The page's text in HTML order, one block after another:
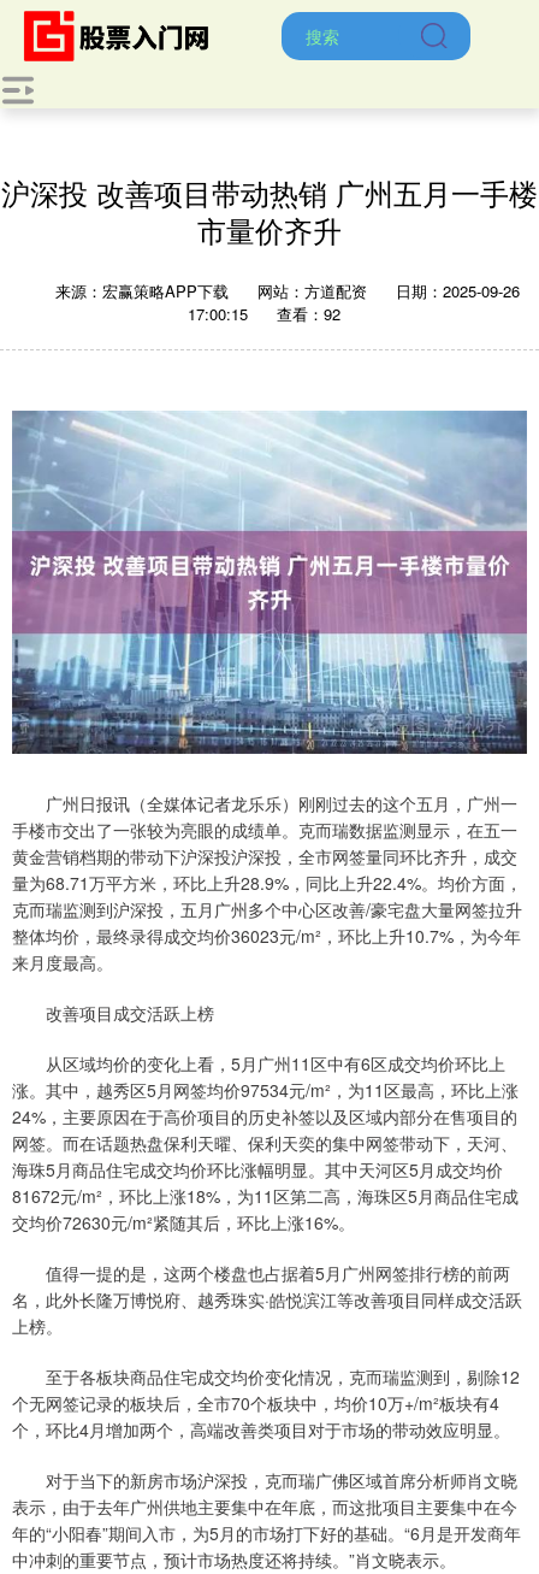
沪深投 改善项目带动热销 广州五月一手楼
市量价齐升
来源：宏赢策略APP下载 网站：方道配资
日期：2025-09-26
17:00:15
查看：92
广州日报讯（全媒体记者龙乐乐）刚刚过去的这个五月，广州一
手楼市交出了一张较为亮眼的成绩单。克而瑞数据监测显示，在五一
黄金营销档期的带动下沪深投沪深投，全市网签量同环比齐升，成交
量为68.71万平方米，环比上升28.9%，同比上升22.4%。均价方面，
克而瑞监测到沪深投，五月广州多个中心区改善/豪宅盘大量网签拉升
整体均价，最终录得成交均价36023元/m²，环比上升10.7%，为今年
来月度最高。
改善项目成交活跃上榜
从区域均价的变化上看，5月广州11区中有6区成交均价环比上
涨。其中，越秀区5月网签均价97534元/m²，为11区最高，环比上涨
24%，主要原因在于高价项目的历史补签以及区域内部分在售项目的
网签。而在话题热盘保利天曜、保利天奕的集中网签带动下，天河、
海珠5月商品住宅成交均价环比涨幅明显。其中天河区5月成交均价
81672元/m²，环比上涨18%，为11区第二高，海珠区5月商品住宅成
交均价72630元/m²紧随其后，环比上涨16%。
值得一提的是，这两个楼盘也占据着5月广州网签排行榜的前两
名，此外长隆万博悦府、越秀珠实·皓悦滨江等改善项目同样成交活跃
上榜。
至于各板块商品住宅成交均价变化情况，克而瑞监测到，剔除12
个无网签记录的板块后，全市70个板块中，均价10万+/m²板块有4
个，环比4月增加两个，高端改善类项目对于市场的带动效应明显。
对于当下的新房市场沪深投，克而瑞广佛区域首席分析师肖文晓
表示，由于去年广州供地主要集中在年底，而这批项目主要集中在今
年的“小阳春”期间入市，为5月的市场打下好的基础。“6月是开发商年
中冲刺的重要节点，预计市场热度还将持续。”肖文晓表示。